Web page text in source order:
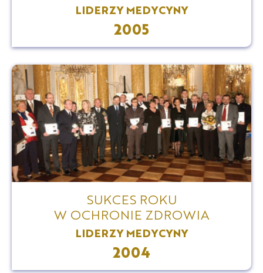
LIDERZY MEDYCYNY
2005
SUKCES ROKU
W OCHRONIE ZDROWIA
LIDERZY MEDYCYNY
2004